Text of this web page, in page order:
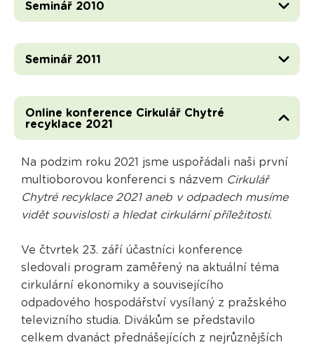
Seminář 2010
Seminář 2011
Online konference Cirkulář Chytré
recyklace 2021
Na podzim roku 2021 jsme uspořádali naši první
multioborovou konferenci s názvem Cirkulář
Chytré recyklace 2021 aneb v odpadech musíme
vidět souvislosti a hledat cirkulární příležitosti.
Ve čtvrtek 23. září účastníci konference
sledovali program zaměřený na aktuální téma
cirkulární ekonomiky a souvisejícího
odpadového hospodářství vysílaný z pražského
televizního studia. Divákům se představilo
celkem dvanáct přednášejících z nejrůznějších